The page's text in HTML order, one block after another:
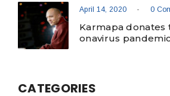
April 14, 2020 - 0
Karmapa
onavirus
CATEGORIES